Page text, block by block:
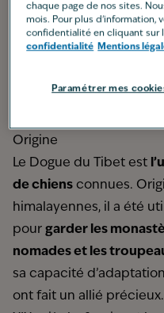
Espérance de vie: 10 à
Caractère: calme,
Groupe: Groupe 2
Catégorie: ne fait pas
Origine
Le Dogue du Tibet est
de chiens connues.
himalayennes, il a été
pour garder les
nomades et les
sa capacité
ont fait un allié
chaque page de nos sites.
mois. Pour plus d'information,
confidentialité en cliquant sur
confidentialité Mentions
Paramétrer mes